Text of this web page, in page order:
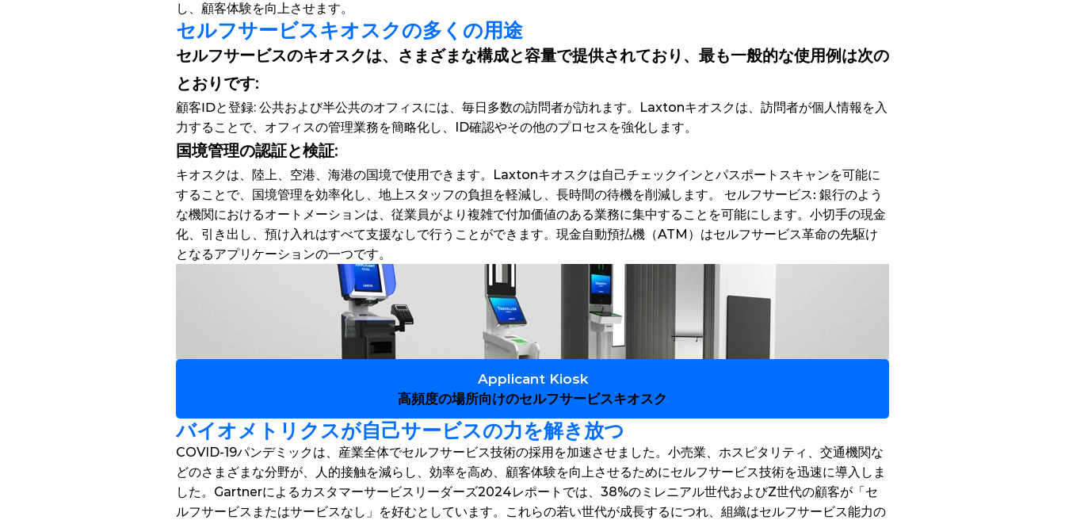
し、顧客体験を向上させます。
セルフサービスキオスクの多くの用途
セルフサービスのキオスクは、さまざまな構成と容量で提供されており、最も一般的な使用例は次の
とおりです:
顧客IDと登録: 公共および半公共のオフィスには、毎日多数の訪問者が訪れます。Laxtonキオスクは、訪問者が個人情報を入
力することで、オフィスの管理業務を簡略化し、ID確認やその他のプロセスを強化します。
国境管理の認証と検証:
キオスクは、陸上、空港、海港の国境で使用できます。Laxtonキオスクは自己チェックインとパスポートスキャンを可能に
することで、国境管理を効率化し、地上スタッフの負担を軽減し、長時間の待機を削減します。 セルフサービス: 銀行のよう
な機関におけるオートメーションは、従業員がより複雑で付加価値のある業務に集中することを可能にします。小切手の現金
化、引き出し、預け入れはすべて支援なしで行うことができます。現金自動預払機（ATM）はセルフサービス革命の先駆け
となるアプリケーションの一つです。
Applicant Kiosk
高頻度の場所向けのセルフサービスキオスク
バイオメトリクスが自己サービスの力を解き放つ
COVID-19パンデミックは、産業全体でセルフサービス技術の採用を加速させました。小売業、ホスピタリティ、交通機関な
どのさまざまな分野が、人的接触を減らし、効率を高め、顧客体験を向上させるためにセルフサービス技術を迅速に導入しま
した。Gartnerによるカスタマーサービスリーダーズ2024レポートでは、38%のミレニアル世代およびZ世代の顧客が「セ
ルフサービスまたはサービスなし」を好むとしています。これらの若い世代が成長するにつれ、組織はセルフサービス能力の